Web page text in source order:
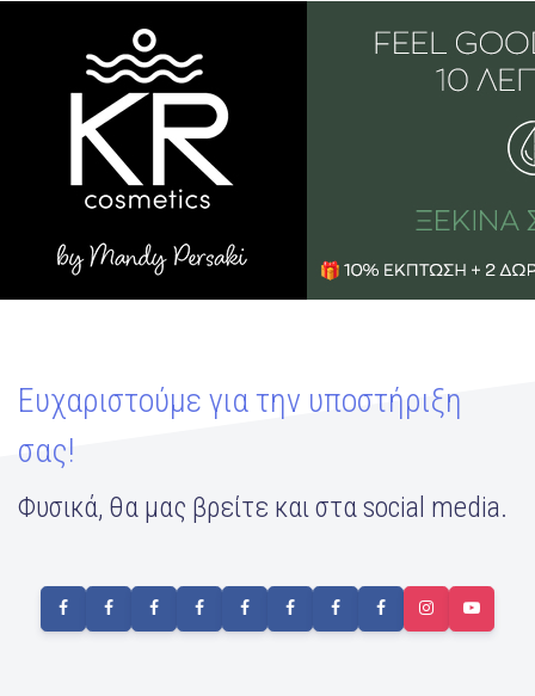
Ευχαριστούμε για την υποστήριξη
σας!
Φυσικά, θα μας βρείτε και στα social media.